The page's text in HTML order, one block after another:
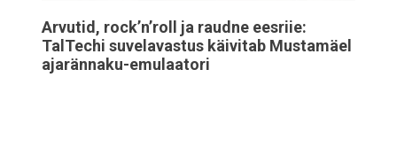
Arvutid, rock’n’roll ja raudne eesriie:
TalTechi suvelavastus käivitab Mustamäel
ajarännaku-emulaatori